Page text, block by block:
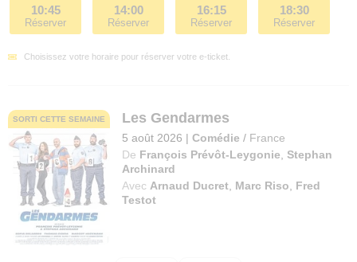
10:45
Réserver
14:00
Réserver
16:15
Réserver
18:30
Réserver
Choisissez votre horaire pour réserver votre e-ticket.
SORTI CETTE SEMAINE Les Gendarmes
5 août 2026 | Comédie / France
De François Prévôt-Leygonie ,Stephan
Archinard
Avec Arnaud Ducret Marc Riso
Fred
Testot